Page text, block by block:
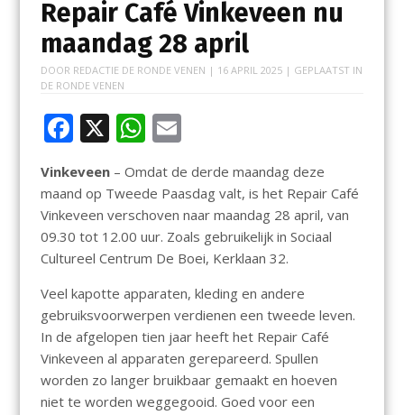
Repair Café Vinkeveen nu
maandag 28 april
DOOR REDACTIE DE RONDE VENEN | 16 APRIL 2025| GEPLAATST IN
DE RONDE VENEN
F
e
b
o
o
k
X W
h
at
s
A
p
p
E
m
ai
l
Vinkeveen– Omdat de derde maandag deze
maand op Tweede Paasdag valt, is het Repair Café
Vinkeveen verschoven naar maandag 28 april, van
09.30 tot 12.00 uur. Zoals gebruikelijk in Sociaal
Cultureel Centrum De Boei, Kerklaan 32.
Veel kapotte apparaten, kleding en andere
gebruiksvoorwerpen verdienen een tweede leven.
In de afgelopen tien jaar heeft het Repair Café
Vinkeveen al apparaten gerepareerd. Spullen
worden zo langer bruikbaar gemaakt en hoeven
niet te worden weggegooid. Goed voor een